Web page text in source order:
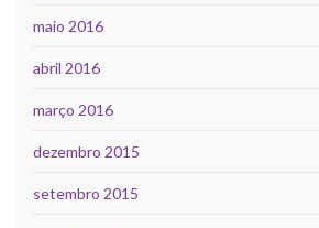
maio 2016
abril 2016
março 2016
dezembro 2015
setembro 2015